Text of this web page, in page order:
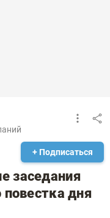
+ Подписаться
заседания
повестка дня